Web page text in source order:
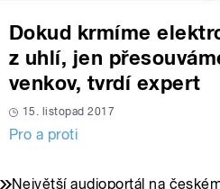
Dokud krmíme
z uhlí, jen
venkov, tvrdí expert
15. listopad 2017
Pro a proti
Největší audioportál na